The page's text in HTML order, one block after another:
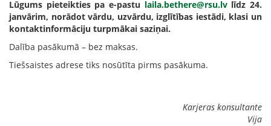
Lūgums pieteikties pa e-pastu laila.bethere@rsu.lvlīdz 24.
janvārim, norādot vārdu, uzvārdu, izglītības iestādi, klasi un
kontaktinformāciju turpmākai saziņai.
Dalība pasākumā – bez maksas.
Tiešsaistes adrese tiks nosūtīta pirms pasākuma.
Karjeras konsultante
Vija